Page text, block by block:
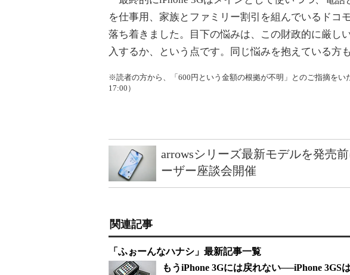
を仕事用、家族とファミリー割引を組んでいるドコ
落ち着きました。目下の悩みは、この財政的に厳し
入するか、という点です。同じ悩みを抱えている方
※読者の方から、「600円という金額の根拠が不明」とのご指摘をい
17:00）
arrowsシリーズ最新モデルを発売
ーザー座談会開催
関連記事
「ふぉーんなハナシ」最新記事一覧
もうiPhone 3Gには戻れない──iPhone 3GS